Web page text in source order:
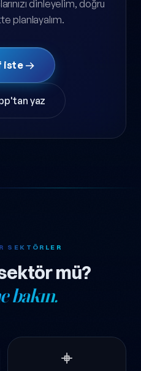
dinleyelim, doğru
planlayalım.
iste →
yaz
SEKTÖRLER
mü?
bakın.